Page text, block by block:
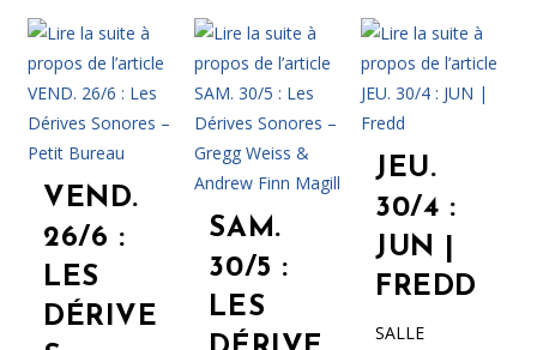
VEND.
26/6 :
LES
DÉRIVE
SAM.
30/5 :
LES
JEU.
30/4 :
JUN |
FREDD
SALLE